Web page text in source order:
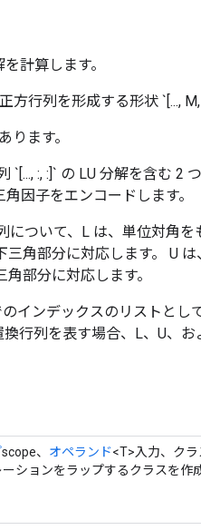
計算します。
方行列を形成する形状 `[...,
ります。
`[..., :, :]` の LU 分解を含む 2
因子をエンコードします。
について、L は、単位対角
三角部分に対応します。 U
部分に対応します。
インデックスのリストとし
行列を表す場合、L、U、
scope、 オペランド<T>入力、ク
ションをラップするクラスを作